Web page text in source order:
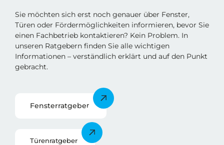
Sie möchten sich erst noch genauer über Fenster,
Türen oder Fördermöglichkeiten informieren, bevor Sie
einen Fachbetrieb kontaktieren? Kein Problem. In
unseren Ratgebern finden Sie alle wichtigen
Informationen – verständlich erklärt und auf den Punkt
gebracht.
Fensterratgeber
Türenratgeber